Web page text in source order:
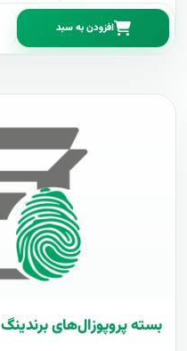
افزودن به سبد
بسته پروپوزال‌های برندینگ